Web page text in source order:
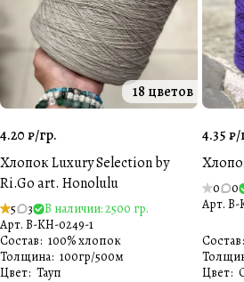
18 цветов
4.20 ₽/гр.
Хлопок Luxury Selection by
Ri.Go art. Honolulu
5 3
В наличии: 2500 гр.
Арт. B-KH-0249-1
Состав: 100% хлопок
Толщина: 100гр/500м
Цвет: Тауп
4.35 ₽/
0 0
Арт. B-
Состав:
Цвет: